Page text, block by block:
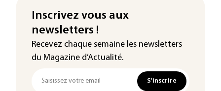
Inscrivez vous aux
newsletters !
Recevez chaque semaine les newsletters
du Magazine d’Actualité.
S'inscrire